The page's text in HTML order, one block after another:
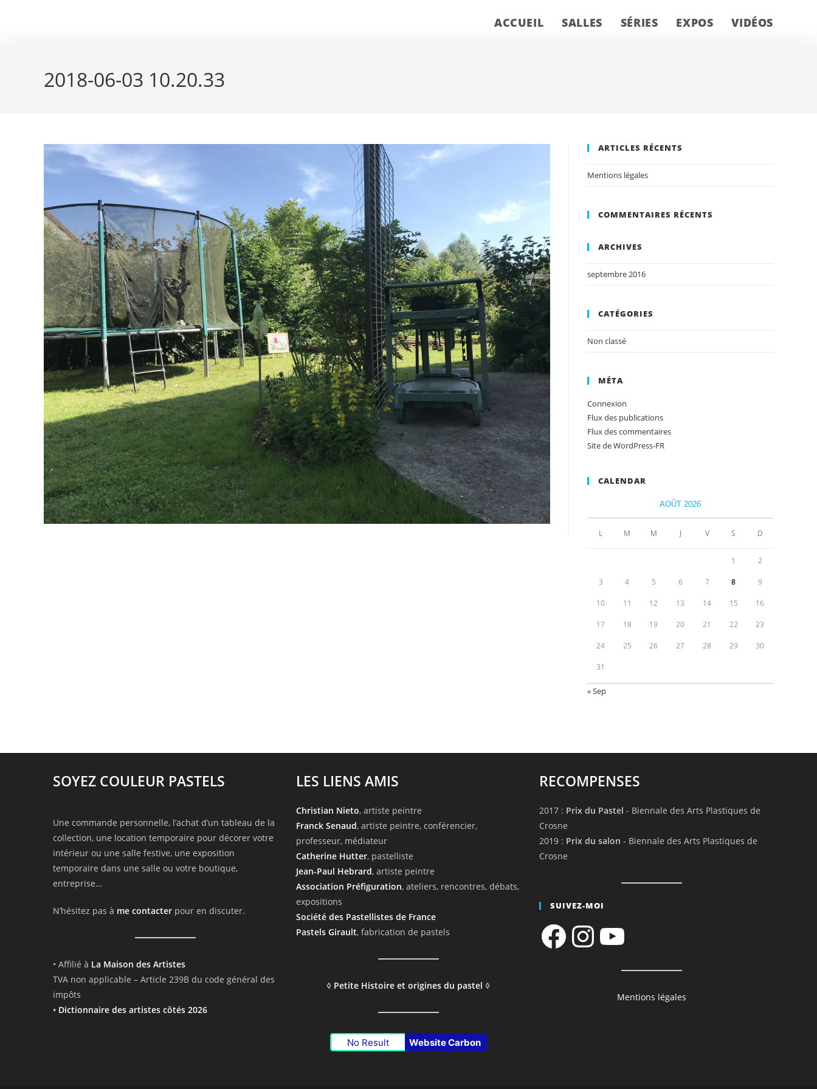
ACCUEIL SALLES SÉRIES EXPOS VIDÉOS
2018-06-03 10.20.33
ARTICLES RÉCENTS
Mentions légales
COMMENTAIRES RÉCENTS
ARCHIVES
septembre 2016
CATÉGORIES
Non classé
MÉTA
Connexion
Flux des publications
Flux des commentaires
Site de WordPress-FR
CALENDAR
AOÛT 2026
L M M J V S D
1 2
3 4 5 6 7 8 9
10 11 12 13 14 15 16
17 18 19 20 21 22 23
24 25 26 27 28 29 30
31
« Sep
SOYEZ COULEUR PASTELS
Une commande personnelle, l’achat d’un tableau de la
collection, une location temporaire pour décorer votre
intérieur ou une salle festive, une exposition
temporaire dans une salle ou votre boutique,
entreprise…
N’hésitez pas à me contacter pour en discuter.
• Affilié à La Maison des Artistes
TVA non applicable – Article 239B du code général des
impôts
• Dictionnaire des artistes côtés 2026
LES LIENS AMIS
Christian Nieto, artiste peintre
Franck Senaud, artiste peintre, conférencier,
professeur, médiateur
Catherine Hutter, pastelliste
Jean-Paul Hebrard, artiste peintre
Association Préfiguration, ateliers, rencontres, débats,
expositions
Société des Pastellistes de France
Pastels Girault, fabrication de pastels
◊ Petite Histoire et origines du pastel ◊
No Result Website Carbon
RECOMPENSES
2017 : Prix du Pastel - Biennale des Arts Plastiques de
Crosne
2019 : Prix du salon - Biennale des Arts Plastiques de
Crosne
SUIVEZ-MOI
FacebookInstagramYouTube
Mentions légales